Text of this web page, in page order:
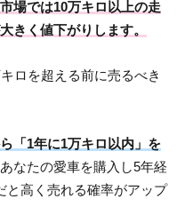
場では10万キロ以上の走
きく値下がりします。
ロを超える前に売るべき
「1年に1万キロ以内」を
なたの愛車を購入し5年経
と高く売れる確率がアップ